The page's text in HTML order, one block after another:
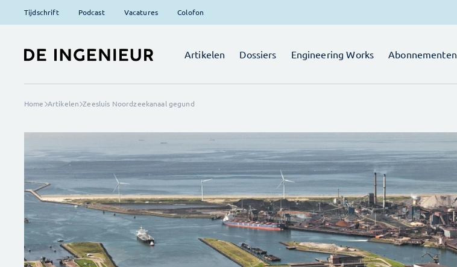
Tijdschrift Podcast Vacatures Colofon
Artikelen Dossiers Engineering Works Abonnementen
Home Artikelen Zeesluis Noordzeekanaal gegund